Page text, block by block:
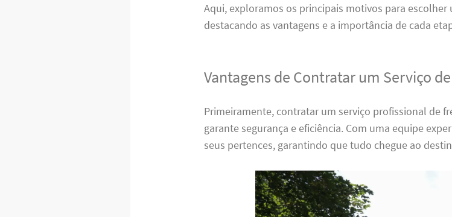
Aqui, exploramos os principais motivos para
destacando as vantagens e a importância de cada
Vantagens de Contratar um Serviço
Primeiramente, contratar um serviço profissional de
garante segurança e eficiência. Com uma equipe
seus pertences, garantindo que tudo chegue ao